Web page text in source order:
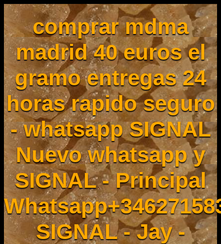
comprar mdma
madrid 40 euros el
gramo entregas 24
horas rapido seguro
- whatsapp SIGNAL
Nuevo whatsapp y
SIGNAL - Principal
SIGNAL - Jay -